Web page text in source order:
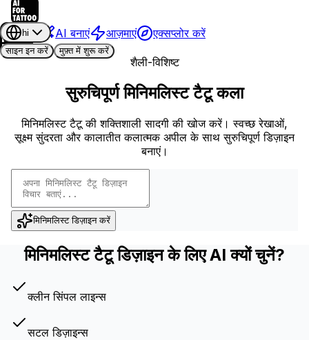
AI बनाएं आज़माएं एक्सप्लोर करें
hi
साइन इन करें
मुफ़्त में शुरू करें
शैली-विशिष्ट
सुरुचिपूर्ण मिनिमलिस्ट टैटू कला
मिनिमलिस्ट टैटू की शक्तिशाली सादगी की खोज करें। स्वच्छ रेखाओं,
सूक्ष्म सुंदरता और कालातीत कलात्मक अपील के साथ सुरुचिपूर्ण डिज़ाइन
बनाएं।
मिनिमलिस्ट डिज़ाइन करें
मिनिमलिस्ट टैटू डिज़ाइन के लिए AI क्यों चुनें?
क्लीन सिंपल लाइन्स
सटल डिज़ाइन्स